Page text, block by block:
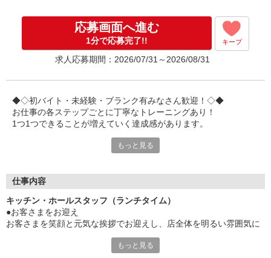
応募画面へ進む
1分で応募完了!! キープ
求人応募期間：2026/07/31～2026/08/31
◆◇初バイト・未経験・ブランク有みなさん歓迎！◇◆
お仕事の各ステップごとに丁寧なトレーニングあり！
1つ1つできることが増えていく達成感があります。
15歳以下のお子さまがいる従業員を対象に専用カードを支給！
（制度の詳細については面接時にご確認ください）
②1食120円で800円分食べられるまかない有
③お得な従業員割引有
トリドールグループ系列店で最大25％引き！
ご家族やご友人も一緒に利用できます！
もっと見る
仕事内容
キッチン・ホールスタッフ（ランチタイム）
●お客さまをお迎え
お客さまを笑顔と元気な挨拶でお迎えし、店全体を明るい雰囲気に
テイクアウト注文のお伺いや、お渡しもあります。
もっと見る